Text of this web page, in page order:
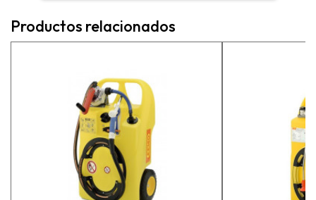
Productos relacionados